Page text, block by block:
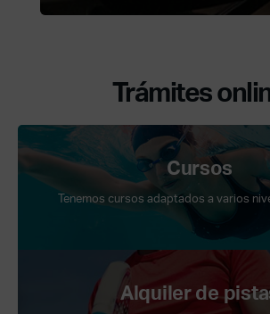
Trámites
Cursos
Tenemos cursos adaptados a varios
Alquiler de